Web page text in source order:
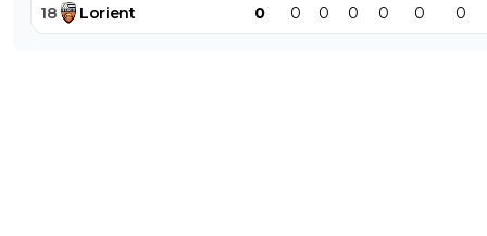
18 Lorient 0 0 0 0 0 0 0